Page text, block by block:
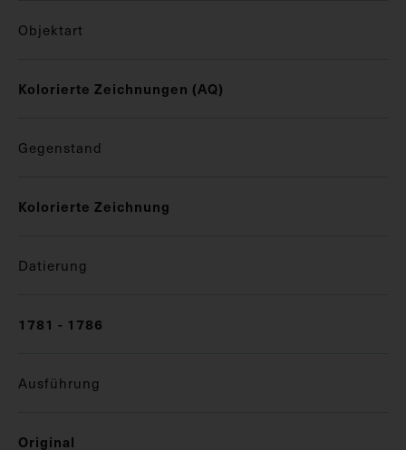
Objektart
Kolorierte Zeichnungen (AQ)
Gegenstand
Kolorierte Zeichnung
Datierung
1781 - 1786
Ausführung
Original